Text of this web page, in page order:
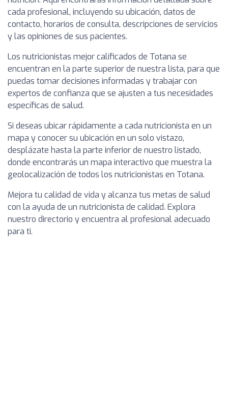
cada profesional, incluyendo su ubicación, datos de
contacto, horarios de consulta, descripciones de servicios
y las opiniones de sus pacientes.
Los nutricionistas mejor calificados de Totana se
encuentran en la parte superior de nuestra lista, para que
puedas tomar decisiones informadas y trabajar con
expertos de confianza que se ajusten a tus necesidades
específicas de salud.
Si deseas ubicar rápidamente a cada nutricionista en un
mapa y conocer su ubicación en un solo vistazo,
desplázate hasta la parte inferior de nuestro listado,
donde encontrarás un mapa interactivo que muestra la
geolocalización de todos los nutricionistas en Totana.
Mejora tu calidad de vida y alcanza tus metas de salud
con la ayuda de un nutricionista de calidad. Explora
nuestro directorio y encuentra al profesional adecuado
para ti.